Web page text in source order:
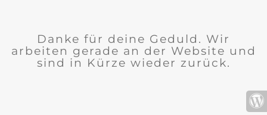
Danke für deine Geduld. Wir
arbeiten gerade an der Website und
sind in Kürze wieder zurück.